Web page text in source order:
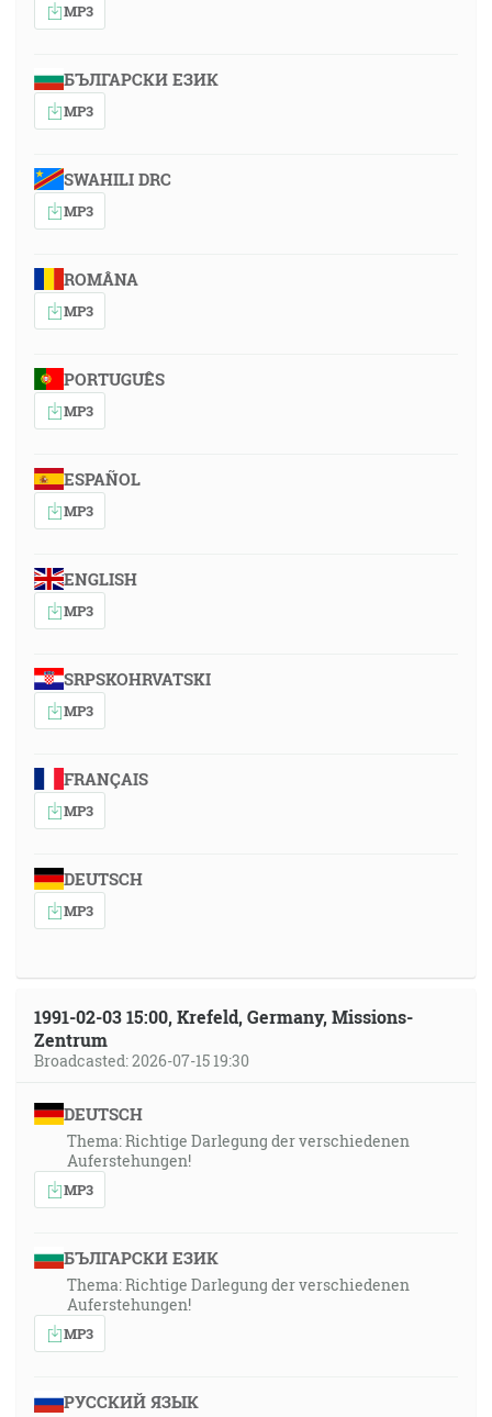
MP3
БЪЛГАРСКИ ЕЗИК
MP3
SWAHILI DRC
MP3
ROMÂNA
MP3
PORTUGUÊS
MP3
ESPAÑOL
MP3
ENGLISH
MP3
SRPSKOHRVATSKI
MP3
FRANÇAIS
MP3
DEUTSCH
MP3
1991-02-03 15:00, Krefeld, Germany, Missions-
Zentrum
Broadcasted: 2026-07-15 19:30
DEUTSCH
Thema: Richtige Darlegung der verschiedenen
Auferstehungen!
MP3
БЪЛГАРСКИ ЕЗИК
Thema: Richtige Darlegung der verschiedenen
Auferstehungen!
MP3
РУССКИЙ ЯЗЫК